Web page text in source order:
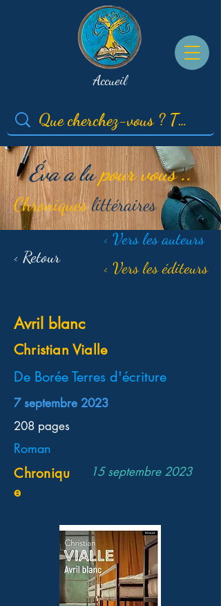
Accueil
Éva a lupour vous ..
Chroniqueslittéraires
< Retour
< Vers les auteurs
< Vers les éditeurs
Avril blanc
Christian Vialle
De Borée Terres d'écriture
7 septembre 2023
208 pages
Roman
Chroniqu
e
15 septembre 2023